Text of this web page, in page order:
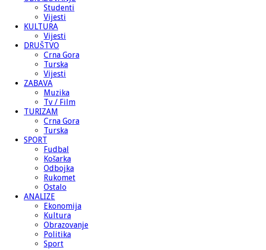
Studenti
Vijesti
KULTURA
Vijesti
DRUŠTVO
Crna Gora
Turska
Vijesti
ZABAVA
Muzika
Tv / Film
TURIZAM
Crna Gora
Turska
SPORT
Fudbal
Košarka
Odbojka
Rukomet
Ostalo
ANALIZE
Ekonomija
Kultura
Obrazovanje
Politika
Sport